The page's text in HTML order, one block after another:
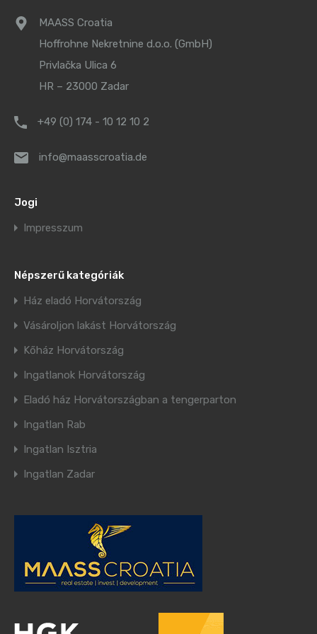
MAASS Croatia
Hoffrohne Nekretnine d.o.o. (GmbH)
Privlačka Ulica 6
HR – 23000 Zadar
+49 (0) 174 - 10 12 10 2
info@maasscroatia.de
Jogi
Impresszum
Népszerű kategóriák
Ház eladó Horvátország
Vásároljon lakást Horvátország
Kőház Horvátország
Ingatlanok Horvátország
Eladó ház Horvátországban a tengerparton
Ingatlan Rab
Ingatlan Isztria
Ingatlan Zadar